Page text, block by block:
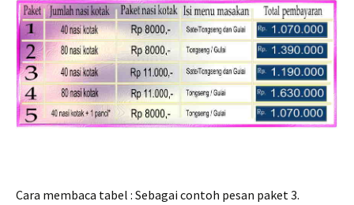
Cara membaca tabel : Sebagai contoh pesan paket 3.